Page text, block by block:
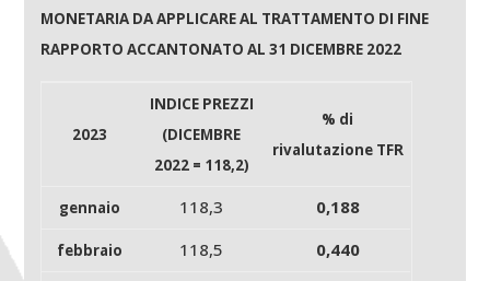
MONETARIA DA APPLICARE AL TRATTAMENTO DI FINE
RAPPORTO ACCANTONATO AL 31 DICEMBRE 2022
2023
INDICE PREZZI
(DICEMBRE
2022 = 118,2)
% di
rivalutazione TFR
gennaio 118,3 0,188
febbraio 118,5 0,440